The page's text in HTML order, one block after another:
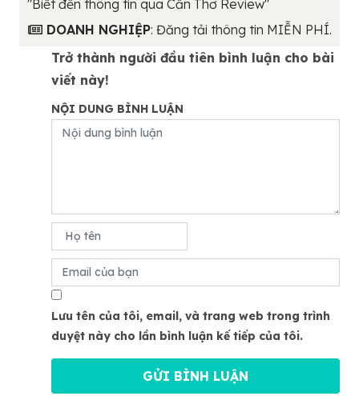
"Biết đến thông tin qua Cần Thơ Review"
DOANH NGHIỆP: Đăng tải thông tin MIỄN PHÍ.
Trở thành người đầu tiên bình luận cho bài
viết này!
NỘI DUNG BÌNH LUẬN
Lưu tên của tôi, email, và trang web trong trình
duyệt này cho lần bình luận kế tiếp của tôi.